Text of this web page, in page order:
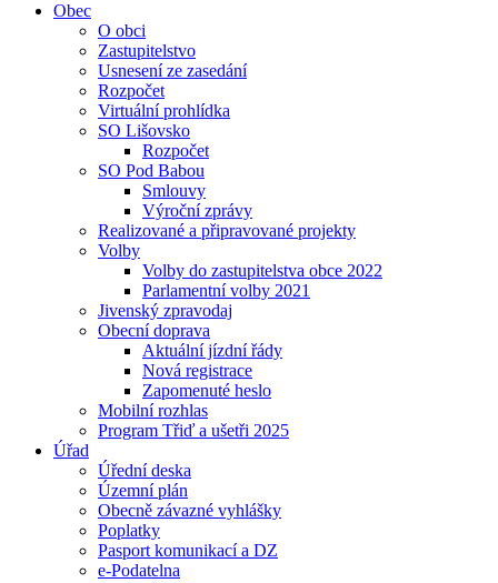
Obec
O obci
Zastupitelstvo
Usnesení ze zasedání
Rozpočet
Virtuální prohlídka
SO Lišovsko
Rozpočet
SO Pod Babou
Smlouvy
Výroční zprávy
Realizované a připravované projekty
Volby
Volby do zastupitelstva obce 2022
Parlamentní volby 2021
Jivenský zpravodaj
Obecní doprava
Aktuální jízdní řády
Nová registrace
Zapomenuté heslo
Mobilní rozhlas
Program Třiď a ušetři 2025
Úřad
Úřední deska
Územní plán
Obecně závazné vyhlášky
Poplatky
Pasport komunikací a DZ
e-Podatelna